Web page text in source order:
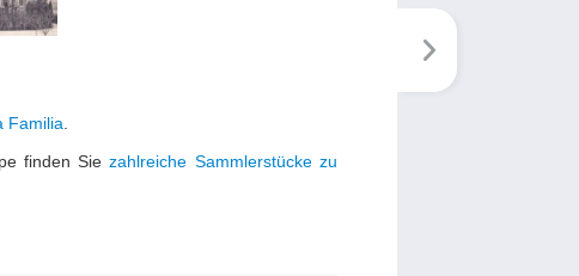
Familia
finden Siezahlreiche Sammlerstücke zu